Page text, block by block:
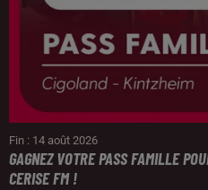
Fin : 14 août 2026
GAGNEZ VOTRE PASS FAMILLE
CERISE FM !